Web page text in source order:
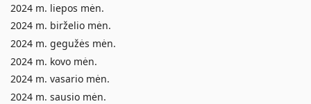
2024 m. liepos mėn.
2024 m. birželio mėn.
2024 m. gegužės mėn.
2024 m. kovo mėn.
2024 m. vasario mėn.
2024 m. sausio mėn.